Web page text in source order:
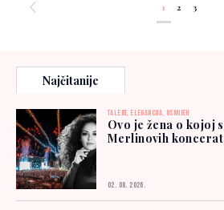
1 2 3
Najčitanije
TALENT, ELEGANCIJA, OSMIJEH
Ovo je žena o kojoj
Merlinovih
02. 08. 2026.